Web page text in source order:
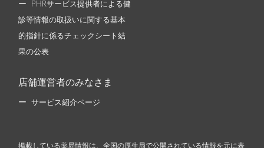
PHRサービス提供者による健
診等情報の取扱いに関する基本
的指針に係るチェックシート結
果の公表
店舗運営者のみなさま
サービス紹介ページ
掲載している薬局情報は、全国の厚生局で公開されている情報を元に表